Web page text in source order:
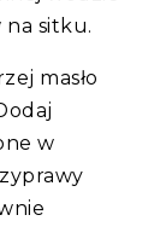
sitku.
masło
w